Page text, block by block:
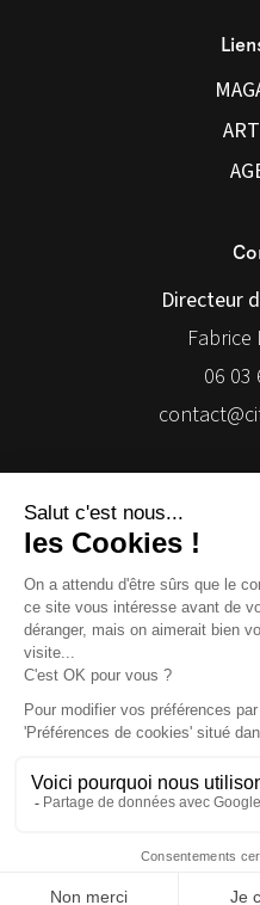
Directeur
Fabrice
06 03
© 2026 | Cité des